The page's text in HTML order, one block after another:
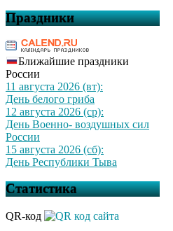
Праздники
Ближайшие праздники
России
11 августа 2026 (вт):
День белого гриба
12 августа 2026 (ср):
День Военно- воздушных сил
России
15 августа 2026 (сб):
День Республики Тыва
Статистика
QR-код